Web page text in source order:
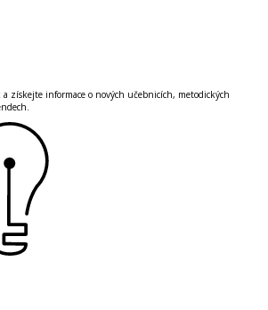
získejte informace o nových učebnicích, metodických